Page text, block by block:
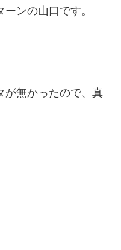
ンの山口です。
が無かったので、真